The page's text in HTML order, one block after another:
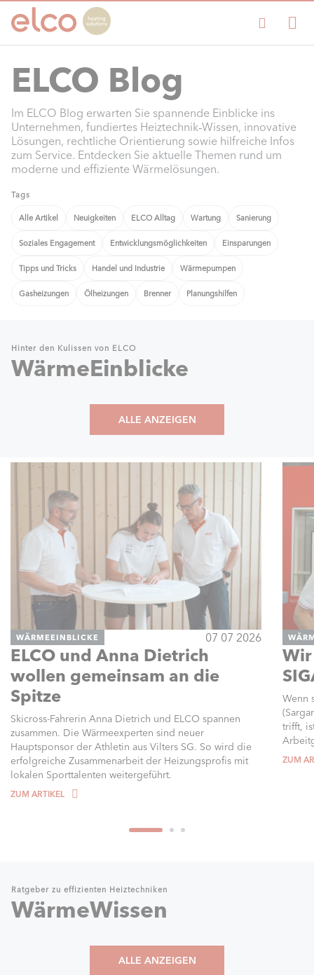
ELCO Blog
Im ELCO Blog erwarten Sie spannende Einblicke ins
Unternehmen, fundiertes Heiztechnik‑Wissen, innovative
Lösungen, rechtliche Orientierung sowie hilfreiche Infos
zum Service. Entdecken Sie aktuelle Themen rund um
moderne und effiziente Wärmelösungen.
Tags
Alle Artikel Neuigkeiten ELCO Alltag Wartung Sanierung
Soziales Engagement Entwicklungsmöglichkeiten Einsparungen
Tipps und Tricks Handel und Industrie Wärmepumpen
Gasheizungen Ölheizungen Brenner Planungshilfen
Hinter den Kulissen von ELCO
WärmeEinblicke
ALLE ANZEIGEN
WÄRMEEINBLICKE 07 07 2026
ELCO und Anna Dietrich
wollen gemeinsam an die
Spitze
Skicross-Fahrerin Anna Dietrich und ELCO spannen
zusammen. Die Wärmeexperten sind neuer
Hauptsponsor der Athletin aus Vilters SG. So wird die
erfolgreiche Zusammenarbeit der Heizungsprofis mit
lokalen Sporttalenten weitergeführt.
ZUM ARTIKEL
Wenn
trifft,
ZUM
Ratgeber zu effizienten Heiztechniken
WärmeWissen
ALLE ANZEIGEN